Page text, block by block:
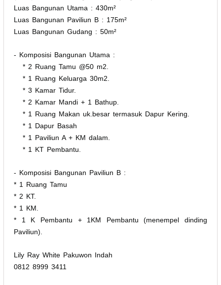
Luas Bangunan Utama : 430m²
Luas Bangunan Paviliun B : 175m²
Luas Bangunan Gudang : 50m²
- Komposisi Bangunan Utama :
* 2 Ruang Tamu @50 m2.
* 1 Ruang Keluarga 30m2.
* 3 Kamar Tidur.
* 2 Kamar Mandi + 1 Bathup.
* 1 Ruang Makan uk.besar termasuk Dapur Kering.
* 1 Dapur Basah
* 1 Paviliun A + KM dalam.
* 1 KT Pembantu.
- Komposisi Bangunan Paviliun B :
* 1 Ruang Tamu
* 2 KT.
* 1 KM.
* 1 K Pembantu + 1KM Pembantu (menempel dinding
Paviliun).
Lily Ray White Pakuwon Indah
0812 8999 3411